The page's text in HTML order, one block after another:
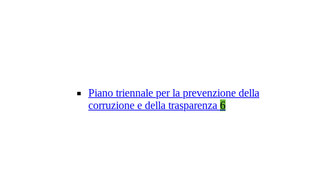
Piano triennale per la prevenzione della
corruzione e della trasparenza 6